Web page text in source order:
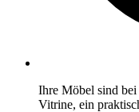
Ihre Möbel sind bei
Vitrine, ein